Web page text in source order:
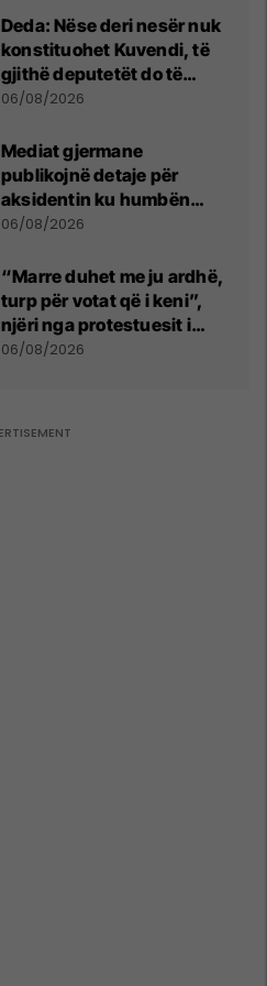
Deda: Nëse deri nesër nuk
konstituohet Kuvendi, të
gjithë deputetët do të
bëjnë shkelje të rëndë
06/08/2026
Mediat gjermane
publikojnë detaje për
aksidentin ku humbën
jetën tre mërgimtarë nga
06/08/2026
“Marre duhet me ju ardhë,
turp për votat që i keni”,
njëri nga protestuesit i
drejtohet Bedri Hamzës
06/08/2026